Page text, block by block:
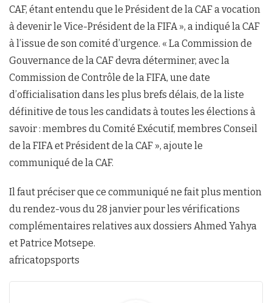
CAF, étant entendu que le Président de la CAF a vocation
à devenir le Vice-Président de la FIFA », a indiqué la CAF
à l’issue de son comité d’urgence. « La Commission de
Gouvernance de la CAF devra déterminer, avec la
Commission de Contrôle de la FIFA, une date
d’officialisation dans les plus brefs délais, de la liste
définitive de tous les candidats à toutes les élections à
savoir : membres du Comité Exécutif, membres Conseil
de la FIFA et Président de la CAF », ajoute le
communiqué de la CAF.
Il faut préciser que ce communiqué ne fait plus mention
du rendez-vous du 28 janvier pour les vérifications
complémentaires relatives aux dossiers Ahmed Yahya
et Patrice Motsepe.
africatopsports